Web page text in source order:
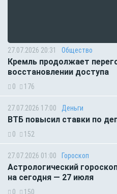
27.07.2026 20:31 Общество
Кремль продолжает
восстановлении доступа
0 176
27.07.2026 17:00 Деньги
ВТБ повысил ставки по
0 152
27.07.2026 01:00 Гороскоп
Астрологический
на сегодня — 27 июля
0 150